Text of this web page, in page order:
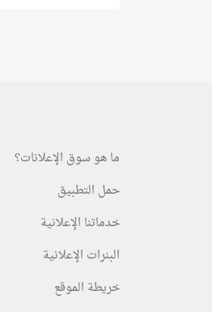
ما هو سوق الإعلانات؟
حمل التطبيق
خدماتنا الإعلانية
البنرات الإعلانية
خريطة الموقع